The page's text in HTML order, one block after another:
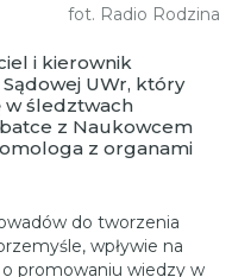
fot. Radio Rodzina
i kierownik
UWr, który
śledztwach
z Naukowcem
z organami
do tworzenia
wpływie na
promowaniu wiedzy w